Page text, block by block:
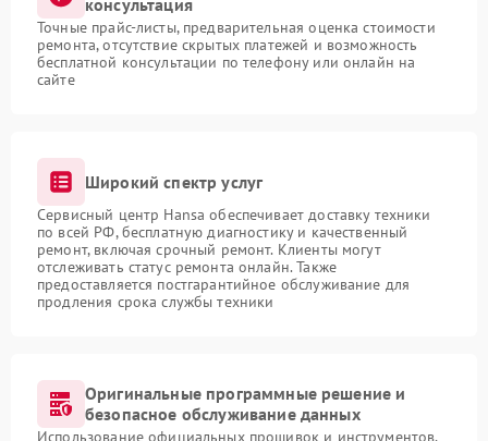
консультация
Точные прайс-листы, предварительная оценка стоимости
ремонта, отсутствие скрытых платежей и возможность
бесплатной консультации по телефону или онлайн на
сайте
Широкий спектр услуг
Сервисный центр Hansa обеспечивает доставку техники
по всей РФ, бесплатную диагностику и качественный
ремонт, включая срочный ремонт. Клиенты могут
отслеживать статус ремонта онлайн. Также
предоставляется постгарантийное обслуживание для
продления срока службы техники
Оригинальные программные решение и
безопасное обслуживание данных
Использование официальных прошивок и инструментов,